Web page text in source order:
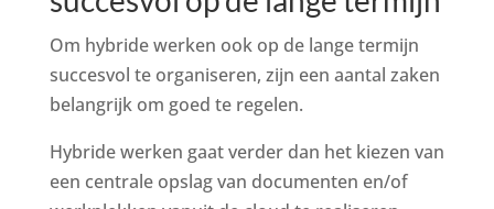
Om hybride werken ook op de lange termijn
succesvol te organiseren, zijn een aantal zaken
belangrijk om goed te regelen.
Hybride werken gaat verder dan het kiezen van
een centrale opslag van documenten en/of